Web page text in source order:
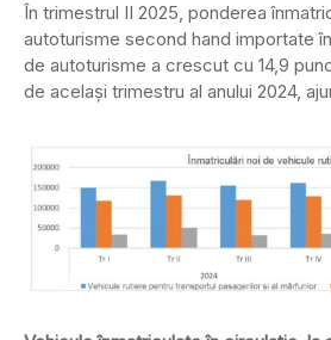
În trimestrul II 2025, ponderea
autoturisme second hand importate
de autoturisme a crescut cu 14,9
de același trimestru al anului 2024,